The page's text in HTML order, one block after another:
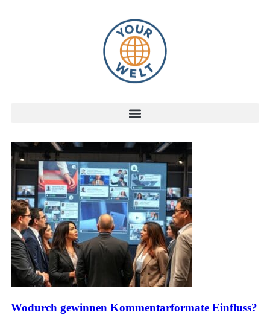
Wodurch gewinnen Kommentarformate Einfluss?